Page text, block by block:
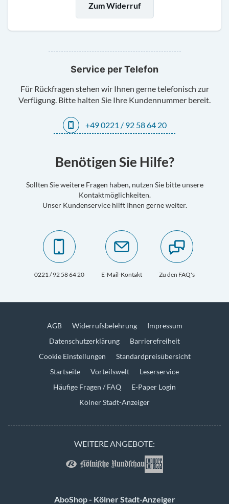
Zum Widerruf
Service per Telefon
Für Rückfragen stehen wir Ihnen gerne telefonisch zur
Verfügung. Bitte halten Sie Ihre Kundennummer bereit.
+49 0221 / 92 58 64 20
Benötigen Sie Hilfe?
Sollten Sie weitere Fragen haben, nutzen Sie bitte unsere
Kontaktmöglichkeiten.
Unser Kundenservice hilft Ihnen gerne weiter.
0221 / 92 58 64 20 E-Mail-Kontakt Zu den FAQ's
AGB Widerrufsbelehrung
Impressum
Datenschutzerklärung
Barrierefreiheit
Cookie Einstellungen
Standardpreisübersicht
Startseite
Vorteilswelt
Leserservice
Häufige Fragen / FAQ
E-Paper Login
Kölner Stadt-Anzeiger
WEITERE ANGEBOTE:
AboShop - Kölner Stadt-Anzeiger